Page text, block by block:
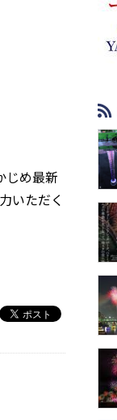
じめ最新
いただく